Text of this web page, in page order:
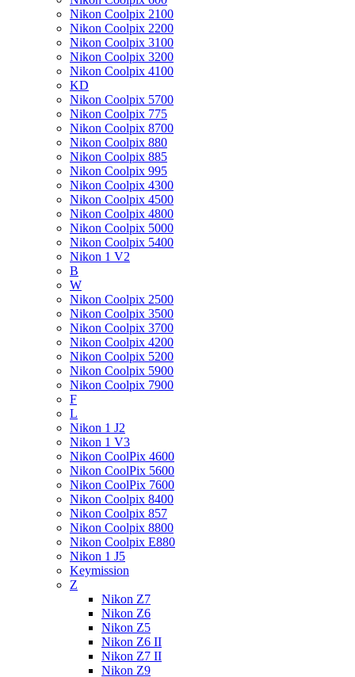
Nikon Coolpix 2100
Nikon Coolpix 2200
Nikon Coolpix 3100
Nikon Coolpix 3200
Nikon Coolpix 4100
KD
Nikon Coolpix 5700
Nikon Coolpix 775
Nikon Coolpix 8700
Nikon Coolpix 880
Nikon Coolpix 885
Nikon Coolpix 995
Nikon Coolpix 4300
Nikon Coolpix 4500
Nikon Coolpix 4800
Nikon Coolpix 5000
Nikon Coolpix 5400
Nikon 1 V2
B
W
Nikon Coolpix 2500
Nikon Coolpix 3500
Nikon Coolpix 3700
Nikon Coolpix 4200
Nikon Coolpix 5200
Nikon Coolpix 5900
Nikon Coolpix 7900
F
L
Nikon 1 J2
Nikon 1 V3
Nikon CoolPix 4600
Nikon CoolPix 5600
Nikon CoolPix 7600
Nikon Coolpix 8400
Nikon Coolpix 857
Nikon Coolpix 8800
Nikon Coolpix E880
Nikon 1 J5
Keymission
Z
Nikon Z7
Nikon Z6
Nikon Z5
Nikon Z6 II
Nikon Z7 II
Nikon Z9